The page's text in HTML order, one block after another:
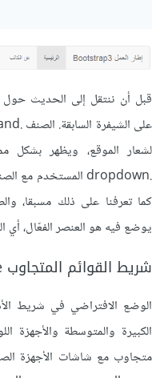
قبل أن ننتقل إلى الحديث حول
لشعار الموقع، ويظهر بشكل
يوضع فيه هو العنصر الفعّال، أي
شريط القوائم المتجاوب Responsive
الوضع الافتراضي في شريط
الكبيرة والمتوسطة والأجهزة
متجاوب مع شاشات الأجهزة